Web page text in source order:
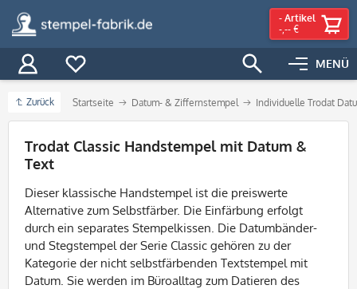
MENÜ
- Artikel
-,-- €
Zurück Startseite Datum- & Ziffernstempel Individuelle Trodat
Filter
Trodat Classic Handstempel mit Datum &
Text
Dieser klassische Handstempel ist die preiswerte
Alternative zum Selbstfärber. Die Einfärbung erfolgt
durch ein separates Stempelkissen. Die Datumbänder-
und Stegstempel der Serie Classic gehören zu der
Kategorie der nicht selbstfärbenden Textstempel mit
Datum. Sie werden im Büroalltag zum Datieren des